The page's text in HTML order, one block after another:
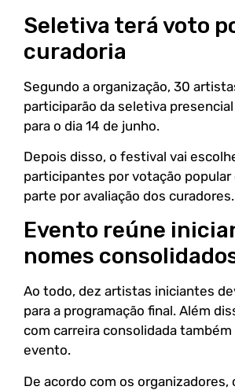
Seletiva terá voto
curadoria
Segundo a organização, 30
participarão da seletiva
para o dia 14 de junho.
Depois disso, o festival vai
participantes por votação popular
parte por avaliação dos curadores.
Evento reúne
nomes
Ao todo, dez artistas iniciantes
para a programação final. Além
com carreira consolidada
evento.
De acordo com os organizadores,